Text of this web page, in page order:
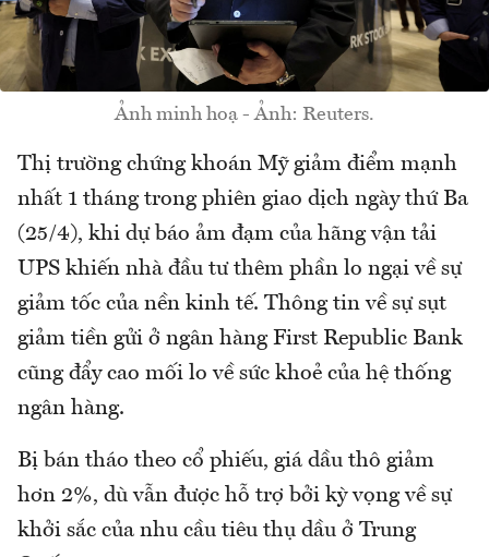
Ảnh minh hoạ - Ảnh: Reuters.
Thị trường chứng khoán Mỹ giảm điểm mạnh
nhất 1 tháng trong phiên giao dịch ngày thứ Ba
(25/4), khi dự báo ảm đạm của hãng vận tải
UPS khiến nhà đầu tư thêm phần lo ngại về sự
giảm tốc của nền kinh tế. Thông tin về sự sụt
giảm tiền gửi ở ngân hàng First Republic Bank
cũng đẩy cao mối lo về sức khoẻ của hệ thống
ngân hàng.
Bị bán tháo theo cổ phiếu, giá dầu thô giảm
hơn 2%, dù vẫn được hỗ trợ bởi kỳ vọng về sự
khởi sắc của nhu cầu tiêu thụ dầu ở Trung